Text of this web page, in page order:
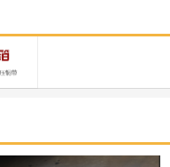
15,105 -70
331,000 -10,000